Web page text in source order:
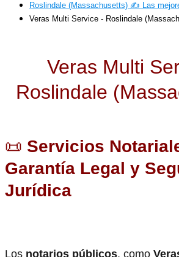
Roslindale (Massachusetts) ✍️ Las
Veras Multi Service - Roslindale
Veras Multi
Roslindale
📜 Servicios
Garantía Legal y
Jurídica
Los notarios públicos, como